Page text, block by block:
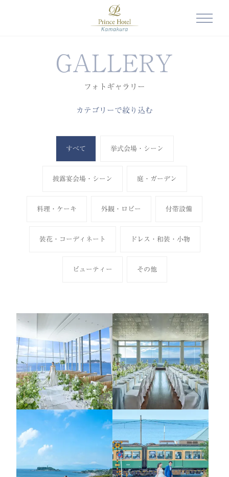
GALLERY
フォトギャラリー
カテゴリーで絞り込む
すべて 挙式会場・シーン
披露宴会場・シーン 庭・ガーデン
料理・ケーキ 外観・ロビー 付帯設備
装花・コーディネート ドレス・和装・小物
ビューティー その他